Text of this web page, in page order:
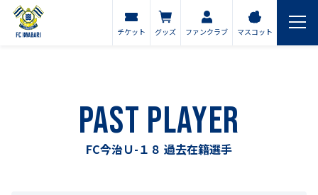
チケット グッズ ファンクラブ マスコット
PAST PLAYER
FC今治Ｕ-１８ 過去在籍選手